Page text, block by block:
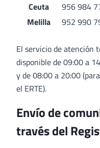
Ceuta
956 984
Melilla
952 990
El servicio de atención
disponible de 09:00 a
y de 08:00 a 20:00
el ERTE).
Envío de
través del